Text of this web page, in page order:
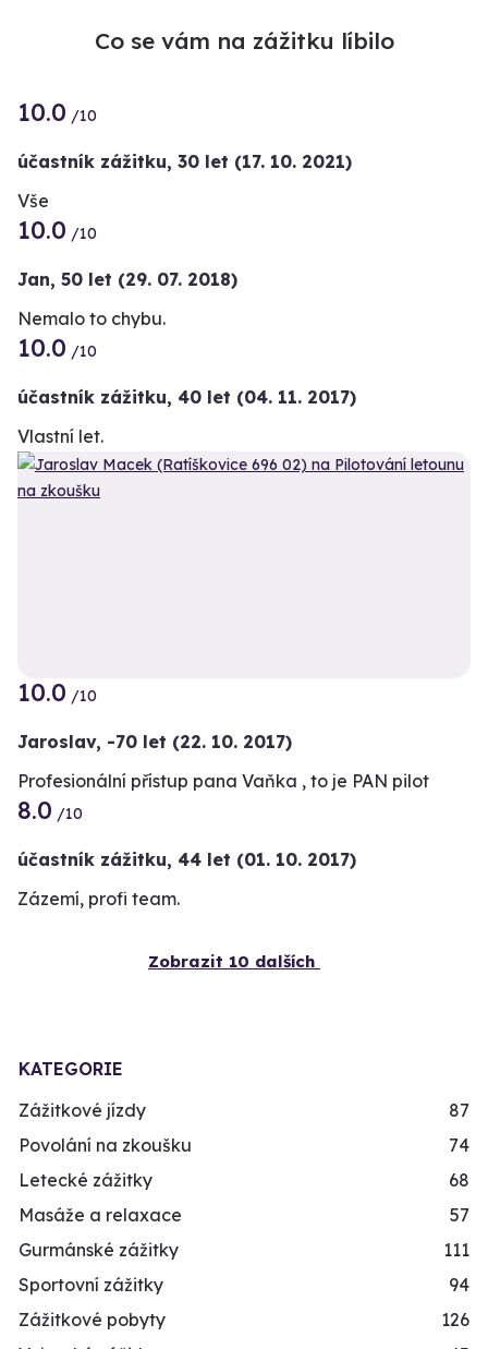
Co se vám na zážitku líbilo
10.0 /10
účastník zážitku, 30 let (17. 10. 2021)
Vše
10.0 /10
Jan, 50 let (29. 07. 2018)
Nemalo to chybu.
10.0 /10
účastník zážitku, 40 let (04. 11. 2017)
Vlastní let.
+3
10.0 /10
Jaroslav, -70 let (22. 10. 2017)
Profesionální přístup pana Vaňka , to je PAN pilot
8.0 /10
účastník zážitku, 44 let (01. 10. 2017)
Zázemí, profi team.
Zobrazit 10 dalších
KATEGORIE
Zážitkové jízdy
87
Povolání na zkoušku
74
Letecké zážitky
68
Masáže a relaxace
57
Gurmánské zážitky
111
Sportovní zážitky
94
Zážitkové pobyty
126